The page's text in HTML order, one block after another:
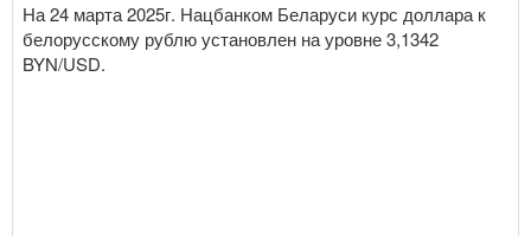
На 24 марта 2025г. Нацбанком Беларуси курс доллара к
белорусскому рублю установлен на уровне 3,1342
BYN/USD.